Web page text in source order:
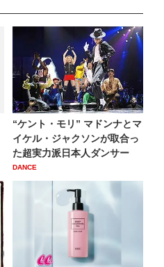
“ケント・モリ” マドンナとマ
イケル・ジャクソンが取合っ
た超実力派日本人ダンサー
DANCE